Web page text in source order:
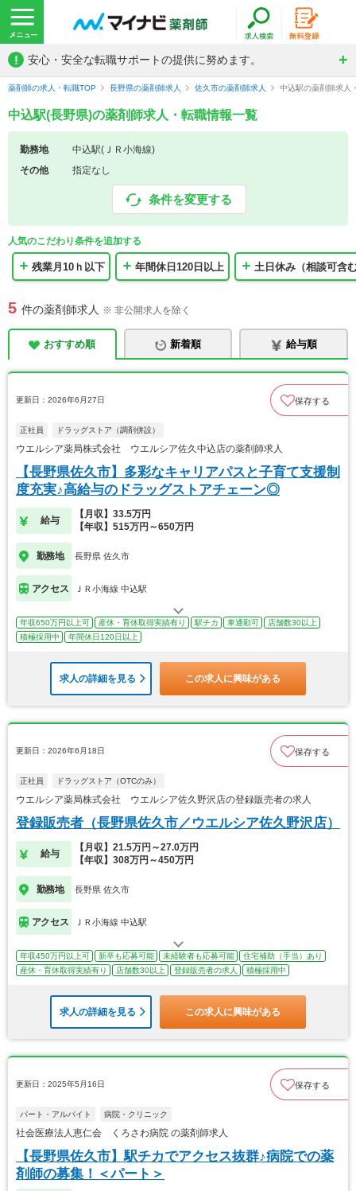
! 安心・安全な転職サポートの提供に努めます。
薬剤師の求人・転職TOP 長野県の薬剤師求人 佐久市の薬剤師求人 中込駅の薬剤師求人
中込駅(長野県)の薬剤師求人・転職情報一覧
勤務地
中込駅(ＪＲ小海線)
その他
指定なし
条件を変更する
人気のこだわり条件を追加する
残業月10ｈ以下 年間休日120日以上 土日休み（相談可含
5 件の薬剤師求人 ※ 非公開求人を除く
おすすめ順 新着順 給与順
更新日：2026年6月27日 保存する
正社員 ドラッグストア（調剤併設）
ウエルシア薬局株式会社 ウエルシア佐久中込店の薬剤師求人
【長野県佐久市】多彩なキャリアパスと子育て支援制
度充実♪高給与のドラッグストアチェーン◎
給与
【月収】33.5万円
【年収】515万円～650万円
勤務地 長野県 佐久市
アクセス ＪＲ小海線 中込駅
年収650万円以上可 産休・育休取得実績有り 駅チカ 車通勤可
店舗数30以上
積極採用中
年間休日120日以上
求人の詳細を見る この求人に興味がある
更新日：2026年6月18日 保存する
正社員 ドラッグストア（OTCのみ）
ウエルシア薬局株式会社 ウエルシア佐久野沢店の登録販売者の求人
登録販売者（長野県佐久市／ウエルシア佐久野沢店）
給与
【月収】21.5万円～27.0万円
【年収】308万円～450万円
勤務地 長野県 佐久市
アクセス ＪＲ小海線 中込駅
年収450万円以上可 新卒も応募可能 未経験者も応募可能
住宅補助（手当）あり
産休・育休取得実績有り
店舗数30以上 登録販売者の求人 積極採用中
求人の詳細を見る この求人に興味がある
更新日：2025年5月16日 保存する
パート・アルバイト 病院・クリニック
社会医療法人恵仁会 くろさわ病院 の薬剤師求人
【長野県佐久市】駅チカでアクセス抜群♪病院での薬
剤師の募集！＜パート＞